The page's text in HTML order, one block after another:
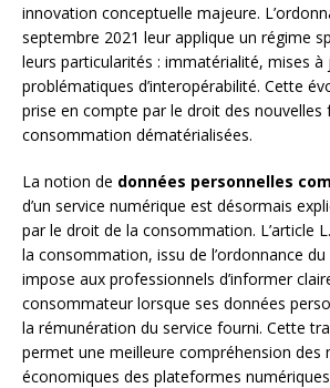
innovation conceptuelle majeure.
septembre 2021 leur applique un régime
leurs particularités : immatérialité, mises à
problématiques d’interopérabilité. Cette
prise en compte par le droit des nouvelles
consommation dématérialisées.
La notion de données personnelles
d’un service numérique est désormais
par le droit de la consommation. L’article
la consommation, issu de l’ordonnance
impose aux professionnels d’informer
consommateur lorsque ses données
la rémunération du service fourni. Cette
permet une meilleure compréhension des
économiques des plateformes